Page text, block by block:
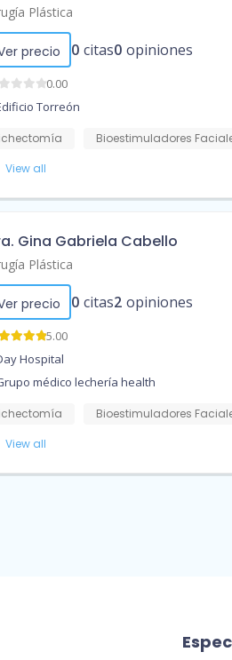
Plástica
precio 0 citas0 opiniones
0.00
Torreón
Bioestimuladores
View all
Gina Gabriela Cabello
Plástica
precio 0 citas2 opiniones
5.00
Hospital
médico lechería health
Bioestimuladores
View all